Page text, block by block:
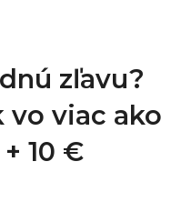
zľavu?
vo viac ako
10 €